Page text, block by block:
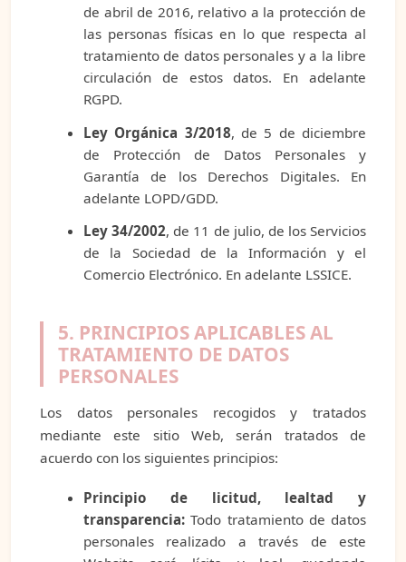
de abril de 2016, relativo a la protección de
las personas físicas en lo que respecta al
tratamiento de datos personales y a la libre
circulación de estos datos. En adelante
RGPD.
Ley Orgánica 3/2018, de 5 de diciembre
de Protección de Datos Personales y
Garantía de los Derechos Digitales. En
adelante LOPD/GDD.
Ley 34/2002, de 11 de julio, de los Servicios
de la Sociedad de la Información y el
Comercio Electrónico. En adelante LSSICE.
5. PRINCIPIOS APLICABLES AL
TRATAMIENTO DE DATOS
PERSONALES
Los datos personales recogidos y tratados
mediante este sitio Web, serán tratados de
acuerdo con los siguientes principios:
Principio de licitud, lealtad y
transparencia: Todo tratamiento de datos
personales realizado a través de este